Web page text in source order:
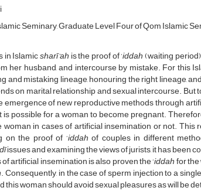
Seminary, Graduate Level Four of Qom Islamic
in Islamicsharī’ahis the proof of ‘iddah(waiting
her husband, and intercourse by mistake. For this
and mistaking lineage, honouring the right lineage,
on marital relationship and sexual intercourse.
emergence of new reproductive methods through
possible for a woman to become pregnant.
woman in cases of artificial insemination or not.
on the proof of ‘iddahof couples in different
issues and examining the views of jurists, it has been
artificial insemination is also proven the ‘iddahfor
. Consequently, in the case of sperm injection to a
this woman should avoid sexual pleasures as will be